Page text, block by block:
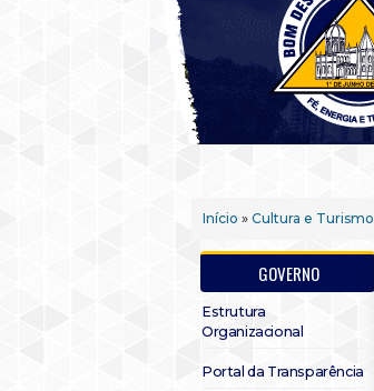
Início » Cultura e Turismo
GOVERNO
Estrutura
Organizacional
Portal da Transparência